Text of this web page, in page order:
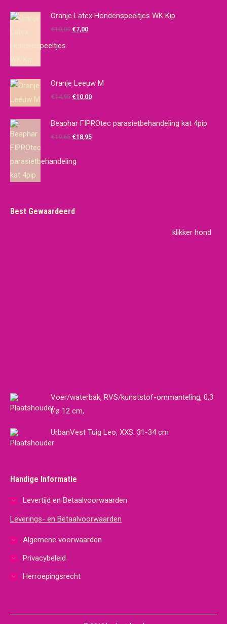
Oranje Latex Hondenspeeltjes WK Kip
€10,00 Oorspronkelijke
€7,00Huidige
Oranje Leeuw M
€14,95 Oorspronkelijke
was:
€14,95.
€10,00Huidige
is:
€10,00.
Beaphar FIPROtec parasietbehandeling kat 4pip
€19,65 Oorspronkelijke
was:
€18,95Huidige
Best Gewaardeerd
klikker hond
Voer/waterbak, RVS/kunststof-ommanteling, 0,3
l/ø 12 cm,
UrbanVest Tuig Leo, XXS: 31-34 cm
Handige Informatie
Levertijd en Betaalvoorwaarden
Leverings- en Betaalvoorwaarden
Algemene voorwaarden
Privacybeleid
Herroepingsrecht